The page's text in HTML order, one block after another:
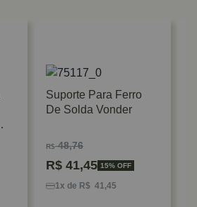
Suporte Para Ferro
De Solda Vonder
R$48,76
R$ 41,45 15% OFF
1x de R$ 41,45